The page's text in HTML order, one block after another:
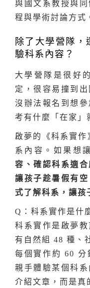
與國文系教授與
程與學術討論方式
除了大學營隊，
驗科系內容？
大學營隊是很好
定，很容易撞到
沒辦法報名到想
考有什麼「在家」
啟夢的《科系實
系內容。如果想
容、確認科系適
讓孩子趁暑假有
式了解科系，讓孩
Q：科系實作是什
科系實作是啟夢教
有自然組 48 種、
每個實作約 60 分
親手體驗某個科
介紹文章，而是真